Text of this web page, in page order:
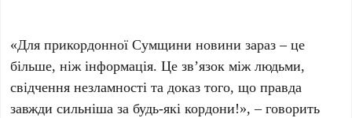
«Для прикордонної Сумщини новини зараз – це
більше, ніж інформація. Це зв’язок між людьми,
свідчення незламності та доказ того, що правда
завжди сильніша за будь-які кордони!», – говорить